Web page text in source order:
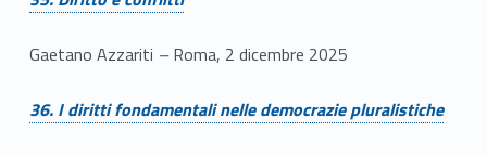
Gaetano Azzariti –Roma, 2 dicembre 2025
Link identifier #identifier__9760-38
36. I diritti fondamentali nelle democrazie pluralistiche